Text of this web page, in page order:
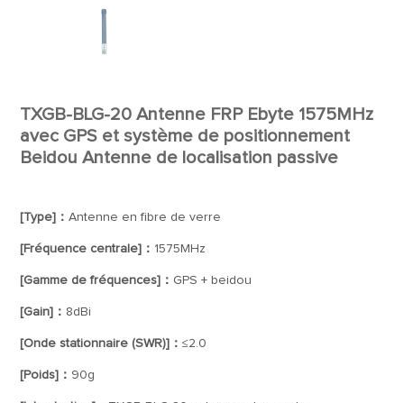
TXGB-BLG-20 Antenne FRP Ebyte 1575MHz
avec GPS et système de positionnement
Beidou Antenne de localisation passive
[Type]：Antenne en fibre de verre
[Fréquence centrale]： 1575MHz
[Gamme de fréquences]： GPS + beidou
[Gain]： 8dBi
[Onde stationnaire (SWR)]：≤2.0
[Poids]： 90g